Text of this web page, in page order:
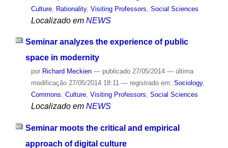
Culture, Rationality, Visiting Professors Social Sciences
Localizado em NEWS
Seminar analyzes the experience of public
space in modernity
por Richard Meckien — publicado27/05/2014 — última
modificação27/05/2014 18:11 — registrado em: Sociology,
Commons, Culture, Visiting Professors, Social Sciences
Localizado em NEWS
Seminar moots the critical and empirical
approach of digital culture